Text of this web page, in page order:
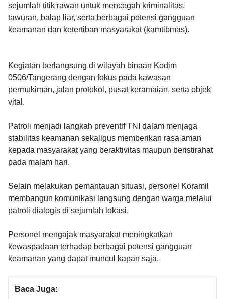
sejumlah titik rawan untuk mencegah kriminalitas,
tawuran, balap liar, serta berbagai potensi gangguan
keamanan dan ketertiban masyarakat (kamtibmas).
Kegiatan berlangsung di wilayah binaan Kodim
0506/Tangerang dengan fokus pada kawasan
permukiman, jalan protokol, pusat keramaian, serta objek
vital.
Patroli menjadi langkah preventif TNI dalam menjaga
stabilitas keamanan sekaligus memberikan rasa aman
kepada masyarakat yang beraktivitas maupun beristirahat
pada malam hari.
Selain melakukan pemantauan situasi, personel Koramil
membangun komunikasi langsung dengan warga melalui
patroli dialogis di sejumlah lokasi.
Personel mengajak masyarakat meningkatkan
kewaspadaan terhadap berbagai potensi gangguan
keamanan yang dapat muncul kapan saja.
Baca Juga: